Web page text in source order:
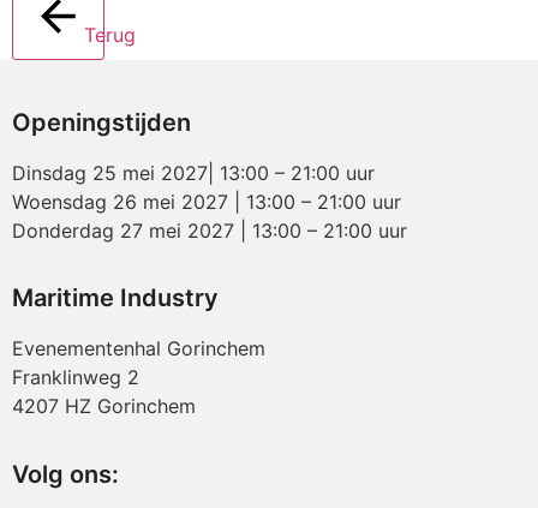
Terug
Openingstijden
Dinsdag 25 mei 2027| 13:00 – 21:00 uur
Woensdag 26 mei 2027 | 13:00 – 21:00 uur
Donderdag 27 mei 2027 | 13:00 – 21:00 uur
Maritime Industry
Evenementenhal Gorinchem
Franklinweg 2
4207 HZ Gorinchem
Volg ons: